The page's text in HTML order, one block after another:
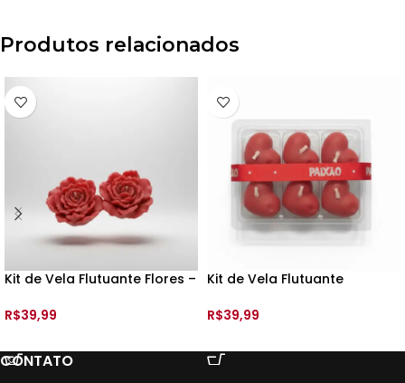
Produtos relacionados
Kit de Vela Flutuante Flores –
R$39,99
Kit de Vela Flutuante
Isa
R$39,99
CONTATO